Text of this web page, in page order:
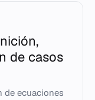
de casos
de ecuaciones